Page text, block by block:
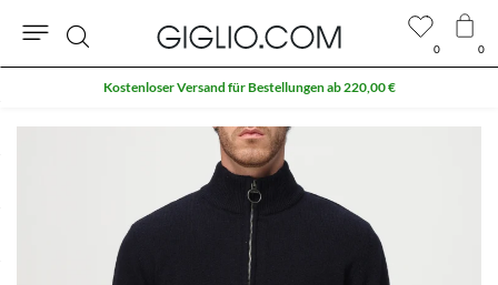
0 0
Suche
Kostenloser Versand für Bestellungen ab 220,00 €